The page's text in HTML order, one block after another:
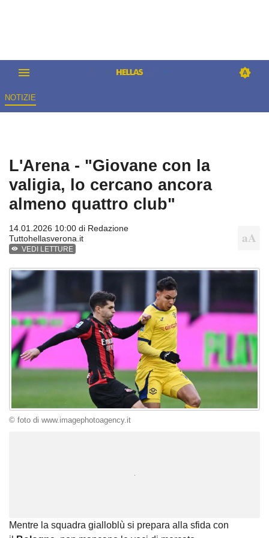
NOTIZIE
L'Arena - "Giovane con la
valigia, lo cercano ancora
almeno quattro club"
14.01.2026 10:00 di Redazione
Tuttohellasverona.it
VEDI LETTURE
© foto di www.imagephotoagency.it
Mentre la squadra gialloblù si prepara alla sfida con